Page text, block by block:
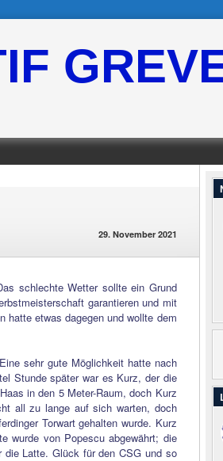
29. November 2021
schlechte Wetter sollte ein Grund
garantieren und mit
hatte etwas dagegen und wollte dem
sehr gute Möglichkeit hatte nach
Stunde später war es Kurz, der die
in den 5 Meter-Raum, doch Kurz
all zu lange auf sich warten, doch
Torwart gehalten wurde. Kurz
wurde von Popescu abgewährt; die
die Latte. Glück für den CSG und so